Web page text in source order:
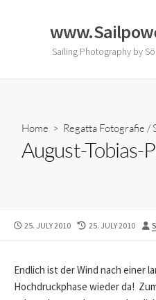
Sailing Photography by
Home > Regatta Fotografie /
August-Tobias-
PUBLISHED
25. JULY 2010
LAST
25. JULY 2010
Endlich ist der Wind nach einer
Hochdruckphase wieder da!